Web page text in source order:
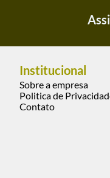
Institucional
Sobre a empresa
Politica de
Contato